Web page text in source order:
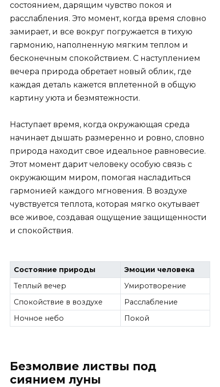
состоянием, дарящим чувство покоя и
расслабления. Это момент, когда время словно
замирает, и все вокруг погружается в тихую
гармонию, наполненную мягким теплом и
бесконечным спокойствием. С наступлением
вечера природа обретает новый облик, где
каждая деталь кажется вплетенной в общую
картину уюта и безмятежности.
Наступает время, когда окружающая среда
начинает дышать размеренно и ровно, словно
природа находит свое идеальное равновесие.
Этот момент дарит человеку особую связь с
окружающим миром, помогая насладиться
гармонией каждого мгновения. В воздухе
чувствуется теплота, которая мягко окутывает
все живое, создавая ощущение защищенности
и спокойствия.
Состояние природы
Эмоции человека
Теплый вечер
Умиротворение
Спокойствие в воздухе
Расслабление
Ночное небо
Покой
Безмолвие листвы под
сиянием луны